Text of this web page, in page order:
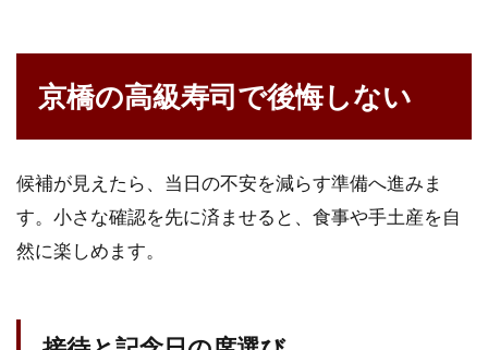
京橋の高級寿司で後悔しない
候補が見えたら、当日の不安を減らす準備へ進みま
す。小さな確認を先に済ませると、食事や手土産を自
然に楽しめます。